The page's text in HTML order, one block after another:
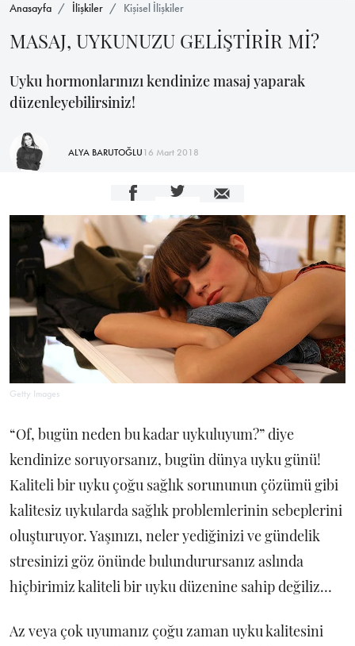
Anasayfa İlişkiler Kişisel İlişkiler
MASAJ, UYKUNUZU GELİŞTİRİR Mİ?
Uyku hormonlarınızı kendinize masaj yaparak
düzenleyebilirsiniz!
ALYA BARUTOĞLU16 Mart 2018
Getty Images
“Of, bugün neden bu kadar uykuluyum?” diye
kendinize soruyorsanız, bugün dünya uyku günü!
Kaliteli bir uyku çoğu sağlık sorununun çözümü gibi
kalitesiz uykularda sağlık problemlerinin sebeplerini
oluşturuyor. Yaşınızı, neler yediğinizi ve gündelik
stresinizi göz önünde bulundurursanız aslında
hiçbirimiz kaliteli bir uyku düzenine sahip değiliz…
Az veya çok uyumanız çoğu zaman uyku kalitesini